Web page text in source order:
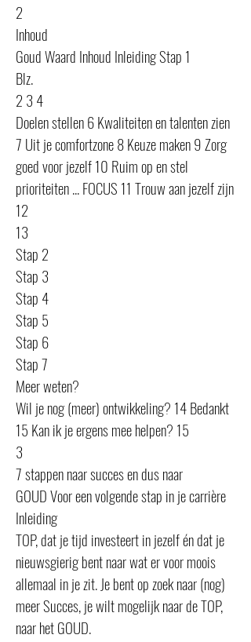
2
Inhoud
Goud Waard Inhoud Inleiding Stap 1
Blz.
2 3 4
Doelen stellen 6 Kwaliteiten en talenten zien
7 Uit je comfortzone 8 Keuze maken 9 Zorg
goed voor jezelf 10 Ruim op en stel
prioriteiten ... FOCUS 11 Trouw aan jezelf zijn
12
13
Stap 2
Stap 3
Stap 4
Stap 5
Stap 6
Stap 7
Meer weten?
Wil je nog (meer) ontwikkeling? 14 Bedankt
15 Kan ik je ergens mee helpen? 15
3
7 stappen naar succes en dus naar
GOUD Voor een volgende stap in je carrière
Inleiding
TOP, dat je tijd investeert in jezelf én dat je
nieuwsgierig bent naar wat er voor moois
allemaal in je zit. Je bent op zoek naar (nog)
meer Succes, je wilt mogelijk naar de TOP,
naar het GOUD.